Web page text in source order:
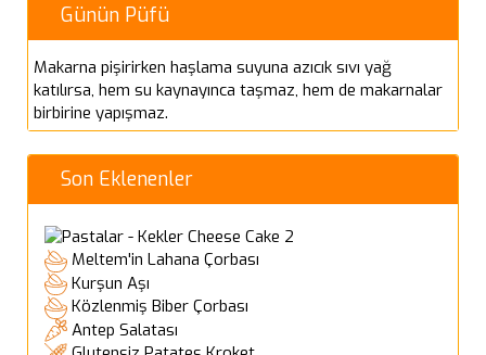
Günün Püfü
Makarna pişirirken haşlama suyuna azıcık sıvı yağ
katılırsa, hem su kaynayınca taşmaz, hem de makarnalar
birbirine yapışmaz.
Son Eklenenler
Cheese Cake 2
Meltem'in Lahana Çorbası
Kurşun Aşı
Közlenmiş Biber Çorbası
Antep Salatası